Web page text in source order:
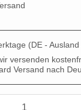
(DE -
versenden
Versand nach